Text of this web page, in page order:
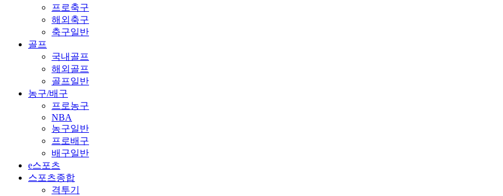
프로축구
해외축구
축구일반
골프
국내골프
해외골프
골프일반
농구/배구
프로농구
NBA
농구일반
프로배구
배구일반
e스포츠
스포츠종합
격투기